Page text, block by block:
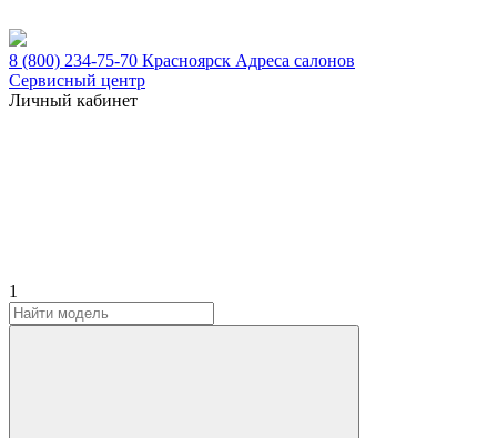
8 (800) 234-75-70 Красноярск Адреса салонов
Сервисный центр
Личный кабинет
1